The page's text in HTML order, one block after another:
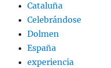
Cataluña
Celebrándose
Dolmen
España
experiencia